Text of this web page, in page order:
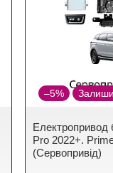
–5%
Електропривод
Pro 2022+.
(Сервопривід)